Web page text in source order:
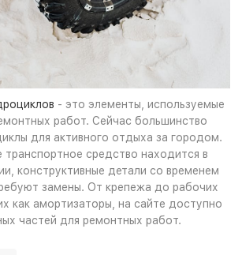
- это элементы, используемые
работ. Сейчас большинство
для активного отдыха за городом.
средство находится в
конструктивные детали со временем
замены. От крепежа до рабочих
как амортизаторы, на сайте доступно
частей для ремонтных работ.